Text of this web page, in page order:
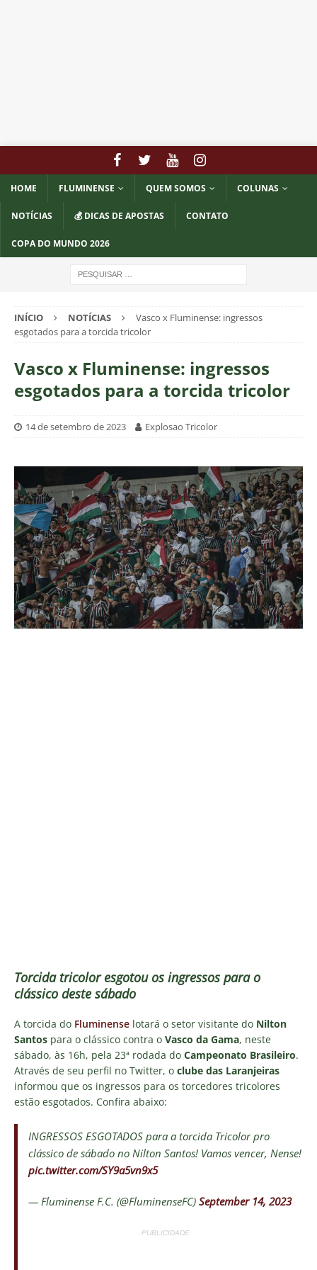
HOME FLUMINENSE QUEM SOMOS COLUNAS
NOTÍCIAS 💰 DICAS DE APOSTAS CONTATO
COPA DO MUNDO 2026
INÍCIO NOTÍCIAS
Vasco x Fluminense: ingressos
esgotados para a torcida tricolor
Vasco x Fluminense: ingressos
esgotados para a torcida tricolor
14 de setembro de 2023 Explosao Tricolor
Torcida tricolor esgotou os ingressos para o
clássico deste sábado
A torcida do Fluminense lotará o setor visitante do Nilton
Santos para o clássico contra o Vasco da Gama, neste
sábado, às 16h, pela 23ª rodada do Campeonato Brasileiro.
Através de seu perfil no Twitter, o clube das Laranjeiras
informou que os ingressos para os torcedores tricolores
estão esgotados. Confira abaixo:
INGRESSOS ESGOTADOS para a torcida Tricolor pro
clássico de sábado no Nilton Santos! Vamos vencer, Nense!
pic.twitter.com/SY9a5vn9x5
— Fluminense F.C. (@FluminenseFC) September 14, 2023
PUBLICIDADE